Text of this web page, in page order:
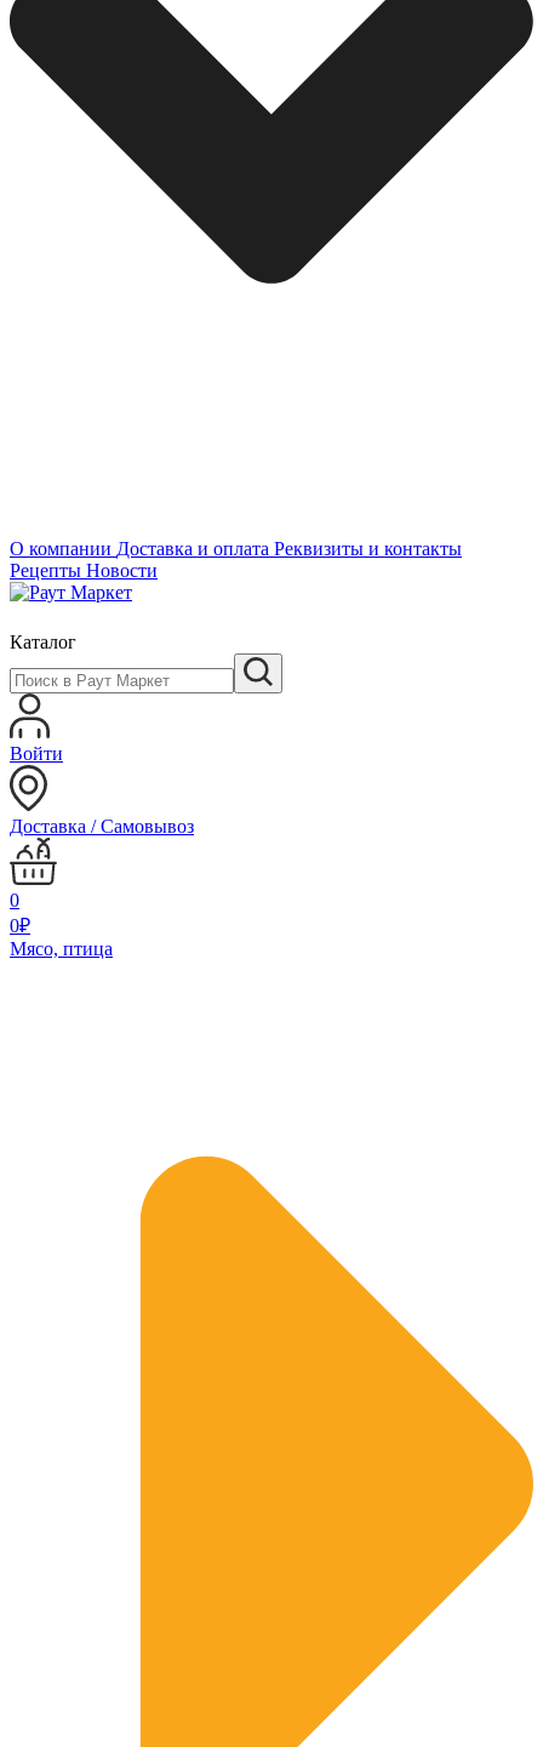
О компании Доставка и оплата Реквизиты и контакты
Рецепты Новости
Каталог
Войти
Доставка / Самовывоз
0
0₽
Мясо, птица